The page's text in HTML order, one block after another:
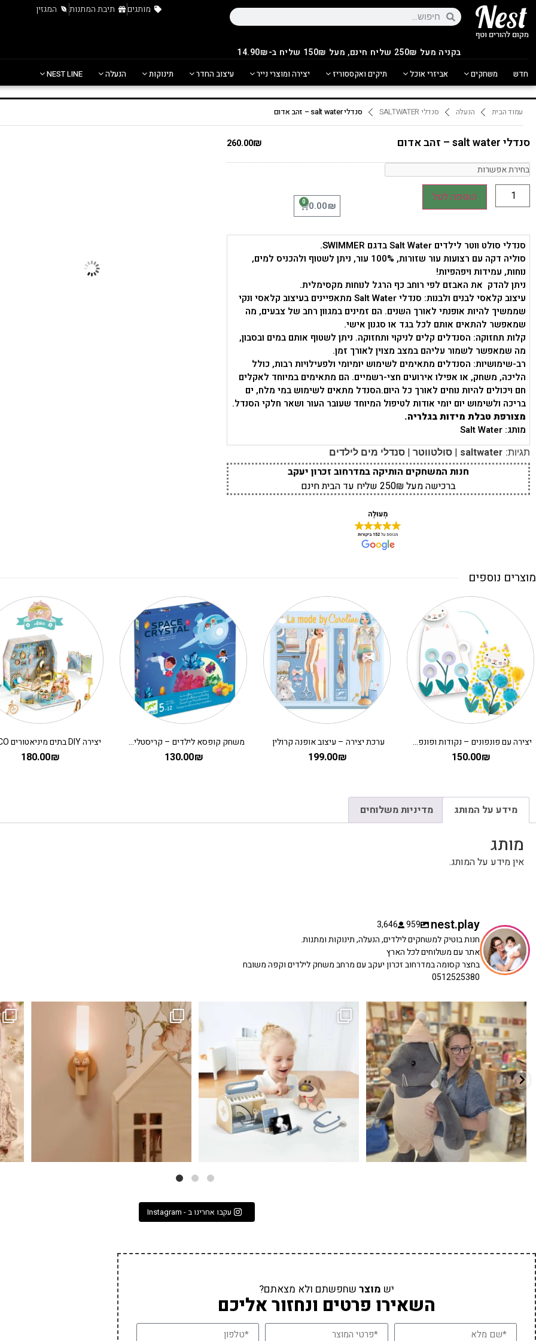
בקניה מעל 250 ₪ שליח חינם, מעל 150₪ שליח ב-14.90₪
מותגים תיבת המתנות המגזין
חדש משחקים אביזרי אוכל תיקים ואקססוריז יצירה ומוצרי נייר עיצוב החדר תינוקות הנעלה NEST LINE
עמוד הבית הנעלה סנדלי SALTWATER סנדלי salt water – זהב אדום
סנדלי salt water – זהב אדום 260.00₪
הוספה לסל
0.00₪
0
סנדלי סולט ווטר לילדים Salt Water בדגם SWIMMER.
סוליה דקה עם רצועות עור שזורות, 100% עור, ניתן לשטוף ולהכניס למים,
נוחות, עמידות ויפהפיות!
ניתן להדק את האבזם לפי רוחב כף הרגל לנוחות מקסימלית.
עיצוב קלאסי לבנים ולבנות: סנדלי Salt Water מתאפיינים בעיצוב קלאסי ונקי
שממשיך להיות אופנתי לאורך השנים. הם זמינים במגוון רחב של צבעים, מה
שמאפשר להתאים אותם לכל בגד או סגנון אישי.
קלות תחזוקה: הסנדלים קלים לניקוי ותחזוקה. ניתן לשטוף אותם במים ובסבון,
מה שמאפשר לשמור עליהם במצב מצוין לאורך זמן.
רב-שימושיות: הסנדלים מתאימים לשימוש יומיומי ולפעילויות רבות, כולל
הליכה, משחק, או אפילו אירועים חצי-רשמיים. הם מתאימים במיוחד לאקלים
חם ויכולים להיות נוחים לאורך כל היום.הסנדל מתאים לשימוש במי מלח, ים
בריכה ולשימוש יום יומי אודות לטיפול המיוחד שעובר העור ושאר חלקי הסנדל.
מצורפת טבלת מידות בגלריה.
מותג: Salt Water
תגיות: saltwater
| סולטווטר | סנדלי מים לילדים
חנות המשחקים הותיקה במדרחוב זכרון יעקב
ברכישה מעל 250₪ שליח עד הבית חינם
מוצרים נוספים
יצירה עם פונפונים – נקודות ופונפונים בדשא DJECO
150.00₪
ערכת יצירה – עיצוב אופנה קרולין
199.00₪
משחק קופסא לילדים – קריסטלים בחלל
130.00₪
180.00₪
מידע על המותג מדיניות משלוחים
מותג
אין מידע על המותג.
nest.play
959
3,646
חנות בוטיק למשחקים לילדים, הנעלה, תינוקות ומתנות.
אתר עם משלוחים לכל הארץ
בחצר קסומה במדרחוב זכרון יעקב עם מרחב משחק לילדים וקפה משובח
0512525380
גם פריט עיצובי לחדר, גם מנורת לילה מרגיעה, וגם...
0
7 0
כשפתחתי את החנות חלמתי ליצור מקום שהייתי
שמחה
39 16
עקבו אחרינו ב - Instagram
יש מוצר שחפשתם ולא מצאתם?
השאירו פרטים ונחזור אליכם